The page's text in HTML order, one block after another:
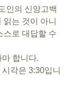
인의 신앙고백
는 것이 아니
스로 대답할 수
합니다.
각은 3:30입니